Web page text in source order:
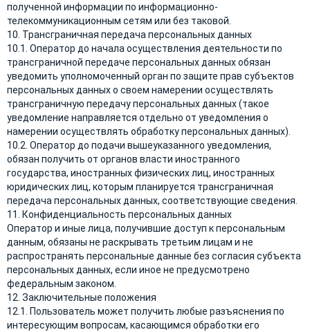
полученной информации по информационно-
телекоммуникационным сетям или без таковой.
10. Трансграничная передача персональных данных
10.1. Оператор до начала осуществления деятельности по
трансграничной передаче персональных данных обязан
уведомить уполномоченный орган по защите прав субъектов
персональных данных о своем намерении осуществлять
трансграничную передачу персональных данных (такое
уведомление направляется отдельно от уведомления о
намерении осуществлять обработку персональных данных).
10.2. Оператор до подачи вышеуказанного уведомления,
обязан получить от органов власти иностранного
государства, иностранных физических лиц, иностранных
юридических лиц, которым планируется трансграничная
передача персональных данных, соответствующие сведения.
11. Конфиденциальность персональных данных
Оператор и иные лица, получившие доступ к персональным
данным, обязаны не раскрывать третьим лицам и не
распространять персональные данные без согласия субъекта
персональных данных, если иное не предусмотрено
федеральным законом.
12. Заключительные положения
12.1. Пользователь может получить любые разъяснения по
интересующим вопросам, касающимся обработки его